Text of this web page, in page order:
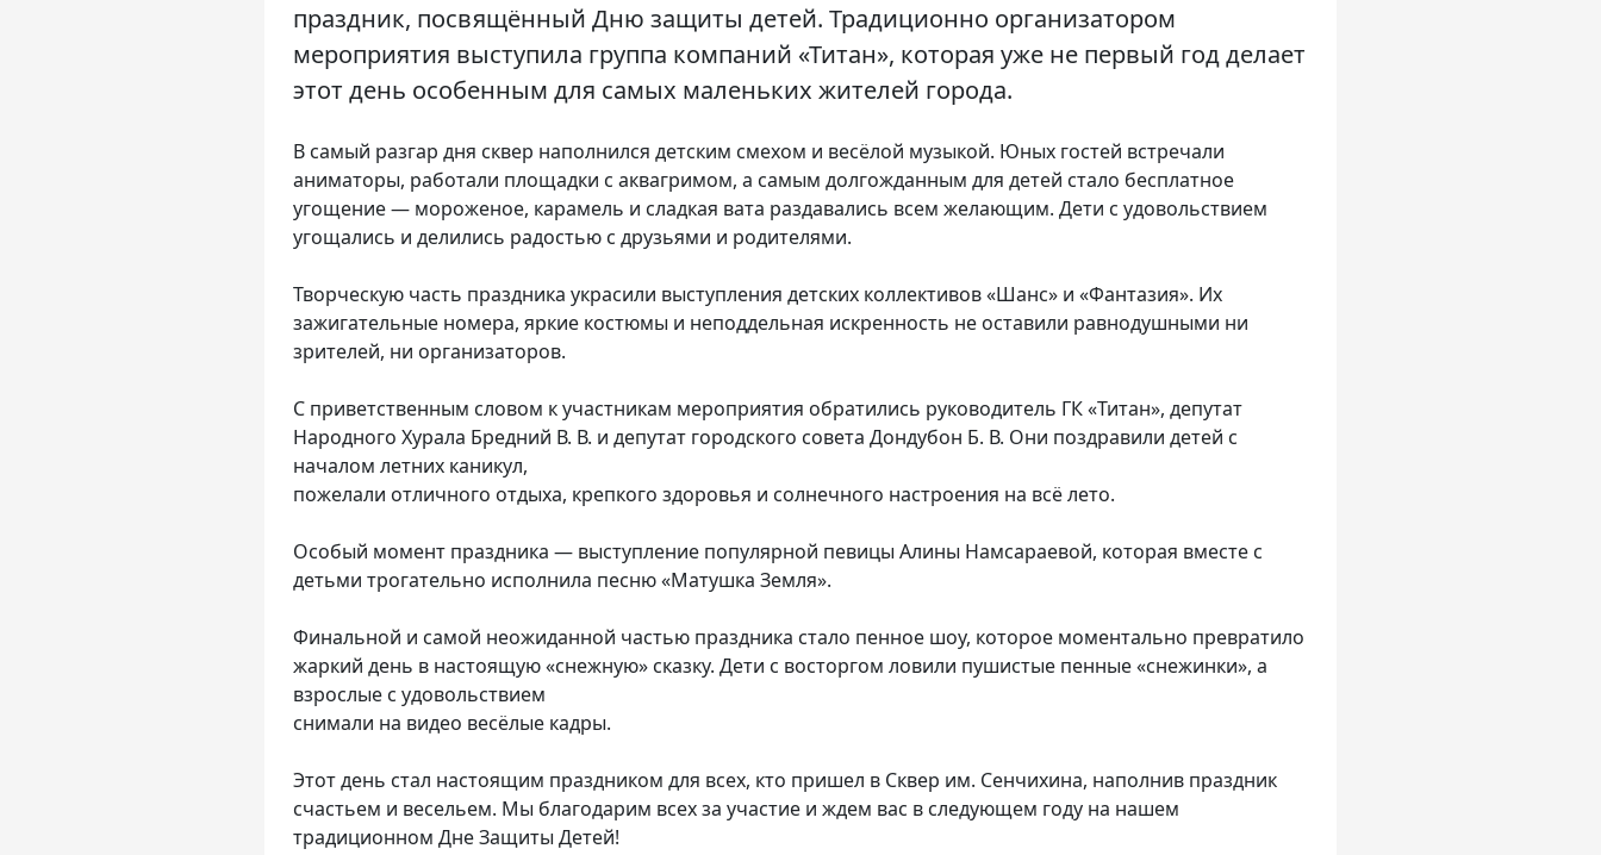
праздник, посвящённый Дню защиты детей. Традиционно организатором
мероприятия выступила группа компаний «Титан», которая уже не первый год делает
этот день особенным для самых маленьких жителей города.
В самый разгар дня сквер наполнился детским смехом и весёлой музыкой. Юных гостей встречали
аниматоры, работали площадки с аквагримом, а самым долгожданным для детей стало бесплатное
угощение — мороженое, карамель и сладкая вата раздавались всем желающим. Дети с удовольствием
угощались и делились радостью с друзьями и родителями.
Творческую часть праздника украсили выступления детских коллективов «Шанс» и «Фантазия». Их
зажигательные номера, яркие костюмы и неподдельная искренность не оставили равнодушными ни
зрителей, ни организаторов.
С приветственным словом к участникам мероприятия обратились руководитель ГК «Титан», депутат
Народного Хурала Бредний В. В. и депутат городского совета Дондубон Б. В. Они поздравили детей с
началом летних каникул,
пожелали отличного отдыха, крепкого здоровья и солнечного настроения на всё лето.
Особый момент праздника — выступление популярной певицы Алины Намсараевой, которая вместе с
детьми трогательно исполнила песню «Матушка Земля».
Финальной и самой неожиданной частью праздника стало пенное шоу, которое моментально превратило
жаркий день в настоящую «снежную» сказку. Дети с восторгом ловили пушистые пенные «снежинки», а
взрослые с удовольствием
снимали на видео весёлые кадры.
Этот день стал настоящим праздником для всех, кто пришел в Сквер им. Сенчихина, наполнив праздник
счастьем и весельем. Мы благодарим всех за участие и ждем вас в следующем году на нашем
традиционном Дне Защиты Детей!